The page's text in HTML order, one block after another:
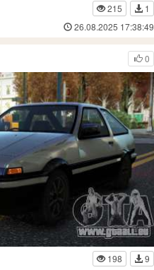
215
1
26.08.2025 17:38:49
0
198
9